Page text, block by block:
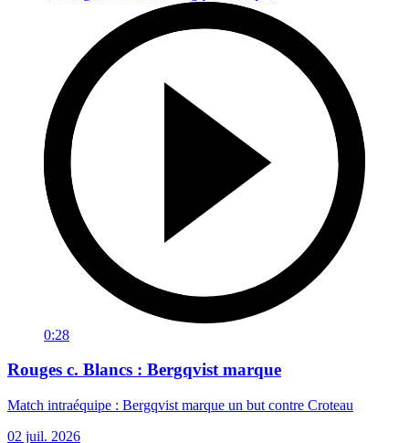
0:28
Rouges c. Blancs : Bergqvist marque
Match intraéquipe : Bergqvist marque un but contre Croteau
02 juil. 2026